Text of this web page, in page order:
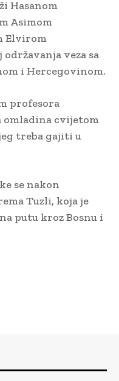
Hasanom
Asimom
Elvirom
veza sa
i Hercegovinom.
profesora
omladina cvijetom
treba gajiti u
se nakon
Tuzli, koja je
putu kroz Bosnu i